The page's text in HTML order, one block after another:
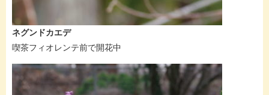
ネグンドカエデ
喫茶フィオレンテ前で開花中